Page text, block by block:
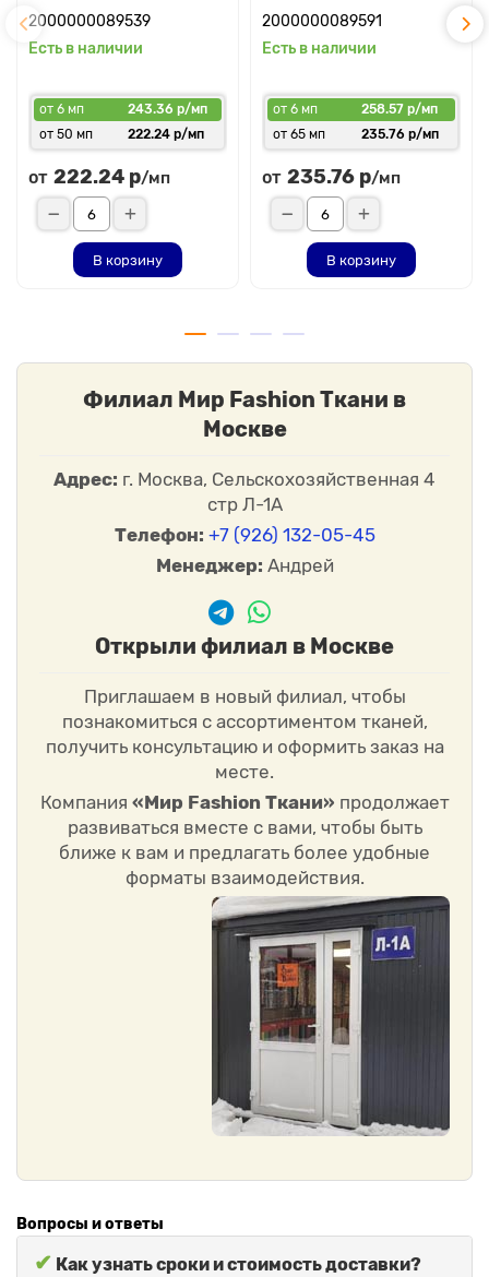
2000000089539
Есть в наличии
от 6 мп
243.36 р/мп
от 50 мп
222.24 р/мп
от 222.24 р/мп
В корзину
2000000089591
Есть в наличии
от 6 мп
258.57 р/мп
от 65 мп
235.76 р/мп
от 235.76 р/мп
В корзину
Филиал Мир Fashion Ткани в
Москве
Адрес: г. Москва, Сельскохозяйственная 4
стр Л-1А
Телефон: +7 (926) 132-05-45
Менеджер: Андрей
Открыли филиал в Москве
Приглашаем в новый филиал, чтобы
познакомиться с ассортиментом тканей,
получить консультацию и оформить заказ на
месте.
Компания «Мир Fashion Ткани» продолжает
развиваться вместе с вами, чтобы быть
ближе к вам и предлагать более удобные
форматы взаимодействия.
Вопросы и ответы
✔ Как узнать сроки и стоимость доставки?